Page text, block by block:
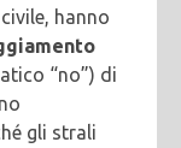
hanno
“no”) di
gli strali